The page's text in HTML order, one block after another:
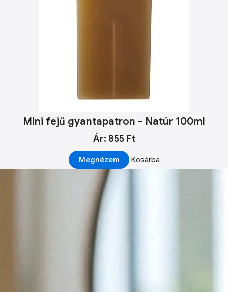
Mini fejű gyantapatron - Natúr 100ml
Ár: 855 Ft
Megnézem Kosárba